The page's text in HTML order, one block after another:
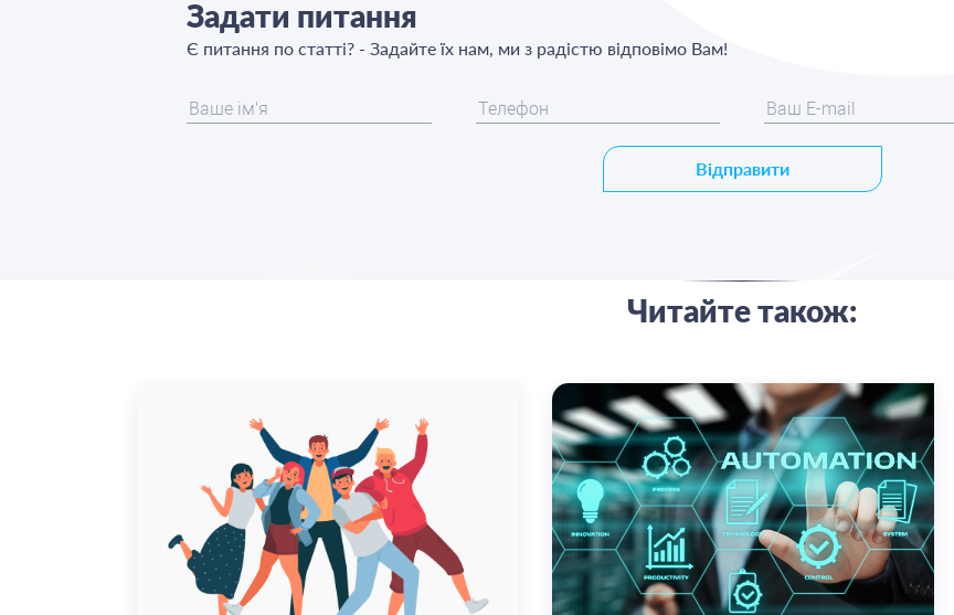
Задати питання
Є питання по статті? - Задайте їх нам, ми з радістю відповімо Вам!
Відправити
Читайте також: